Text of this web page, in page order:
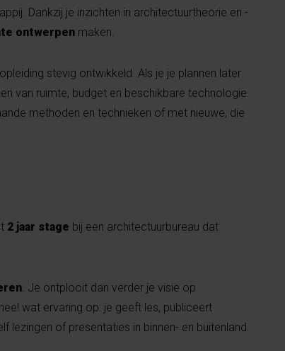
Dankzij je inzichten in architectuurtheorie en -
ontwerpen maken.
stevig ontwikkeld. Als je je plannen later
van ruimte, budget en beschikbare technologie.
methoden en technieken of met nieuwe, die
2 jaar stage bij een architectuurbureau dat
. Je ontplooit dan verder je visie op
wat ervaring op: je geeft les, publiceert
of presentaties in binnen- en buitenland.